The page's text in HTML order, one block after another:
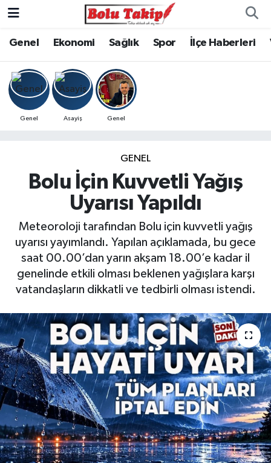
Genel Ekonomi Sağlık Spor İlçe Haberleri
Genel Asayiş Genel
GENEL
Bolu İçin Kuvvetli Yağış
Uyarısı Yapıldı
Meteoroloji tarafından Bolu için kuvvetli yağış
uyarısı yayımlandı. Yapılan açıklamada, bu gece
saat 00.00’dan yarın akşam 18.00’e kadar il
genelinde etkili olması beklenen yağışlara karşı
vatandaşların dikkatli ve tedbirli olması istendi.